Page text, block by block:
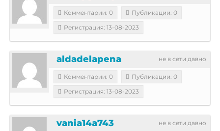
Комментарии: 0
Публикации: 0
Регистрация: 13-08-2023
не в сети давно
aldadelapena
Комментарии: 0
Публикации: 0
Регистрация: 13-08-2023
не в сети давно
vania14a743